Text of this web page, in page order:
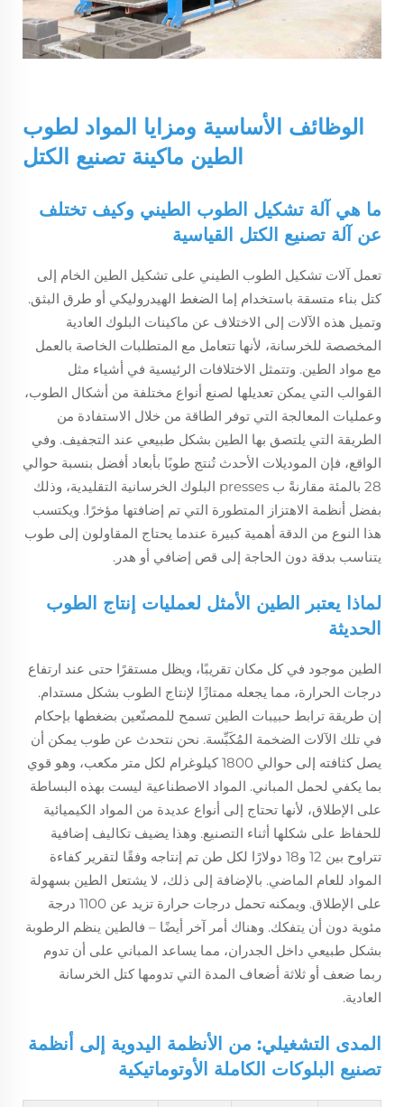
الوظائف الأساسية ومزايا المواد لطوب
الطين ماكينة تصنيع الكتل
ما هي آلة تشكيل الطوب الطيني وكيف تختلف
عن آلة تصنيع الكتل القياسية
تعمل آلات تشكيل الطوب الطيني على تشكيل الطين الخام إلى
كتل بناء متسقة باستخدام إما الضغط الهيدروليكي أو طرق البثق.
وتميل هذه الآلات إلى الاختلاف عن ماكينات البلوك العادية
المخصصة للخرسانة، لأنها تتعامل مع المتطلبات الخاصة بالعمل
مع مواد الطين. وتتمثل الاختلافات الرئيسية في أشياء مثل
القوالب التي يمكن تعديلها لصنع أنواع مختلفة من أشكال الطوب،
وعمليات المعالجة التي توفر الطاقة من خلال الاستفادة من
الطريقة التي يلتصق بها الطين بشكل طبيعي عند التجفيف. وفي
الواقع، فإن الموديلات الأحدث تُنتج طوبًا بأبعاد أفضل بنسبة حوالي
28 بالمئة مقارنةً ب presses البلوك الخرسانية التقليدية، وذلك
بفضل أنظمة الاهتزاز المتطورة التي تم إضافتها مؤخرًا. ويكتسب
هذا النوع من الدقة أهمية كبيرة عندما يحتاج المقاولون إلى طوب
يتناسب بدقة دون الحاجة إلى قص إضافي أو هدر.
لماذا يعتبر الطين الأمثل لعمليات إنتاج الطوب
الحديثة
الطين موجود في كل مكان تقريبًا، ويظل مستقرًا حتى عند ارتفاع
درجات الحرارة، مما يجعله ممتازًا لإنتاج الطوب بشكل مستدام.
إن طريقة ترابط حبيبات الطين تسمح للمصنّعين بضغطها بإحكام
في تلك الآلات الضخمة المُكَبِّسة. نحن نتحدث عن طوب يمكن أن
يصل كثافته إلى حوالي 1800 كيلوغرام لكل متر مكعب، وهو قوي
بما يكفي لحمل المباني. المواد الاصطناعية ليست بهذه البساطة
على الإطلاق، لأنها تحتاج إلى أنواع عديدة من المواد الكيميائية
للحفاظ على شكلها أثناء التصنيع. وهذا يضيف تكاليف إضافية
تتراوح بين 12 و18 دولارًا لكل طن تم إنتاجه وفقًا لتقرير كفاءة
المواد للعام الماضي. بالإضافة إلى ذلك، لا يشتعل الطين بسهولة
على الإطلاق. ويمكنه تحمل درجات حرارة تزيد عن 1100 درجة
مئوية دون أن يتفكك. وهناك أمر آخر أيضًا – فالطين ينظم الرطوبة
بشكل طبيعي داخل الجدران، مما يساعد المباني على أن تدوم
ربما ضعف أو ثلاثة أضعاف المدة التي تدومها كتل الخرسانة
العادية.
المدى التشغيلي: من الأنظمة اليدوية إلى أنظمة
تصنيع البلوكات الكاملة الأوتوماتيكية